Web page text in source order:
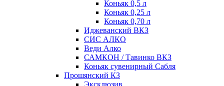
Коньяк 0,5 л
Коньяк 0,25 л
Коньяк 0,70 л
Иджеванский ВКЗ
СИС АЛКО
Веди Алко
САМКОН / Тавинко ВКЗ
Коньяк сувенирный Сабля
Прошянский КЗ
Эксклюзив